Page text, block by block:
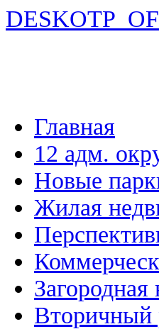
Главная
12 адм.
Новые
Жилая
Вторичный